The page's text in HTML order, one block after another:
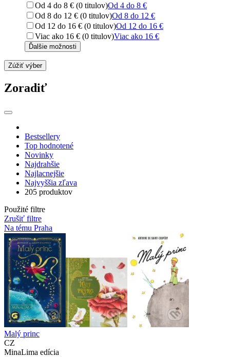
Od 4 do 8 € (0 titulov)Od 4 do 8 €
Od 8 do 12 € (0 titulov)Od 8 do 12 €
Od 12 do 16 € (0 titulov)Od 12 do 16 €
Viac ako 16 € (0 titulov)Viac ako 16 €
Ďalšie možnosti
Zúžiť výber
Zoradiť
Bestsellery
Top hodnotené
Novinky
Najdrahšie
Najlacnejšie
Najvyššia zľava
205 produktov
Použité filtre
Zrušiť filtre
Na tému Praha
Malý princ
CZ
MinaLima edícia